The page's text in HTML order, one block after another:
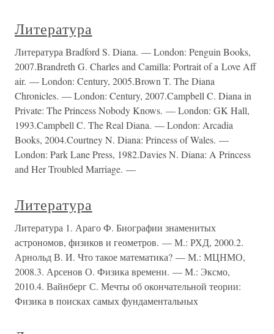
Литература
Литература Bradford S. Diana. — London: Penguin Books,
2007.Brandreth G. Charles and Camilla: Portrait of a Love Aff
air. — London: Century, 2005.Brown T. The Diana
Chronicles. — London: Century, 2007.Campbell C. Diana in
Private: The Princess Nobody Knows. — London: GK Hall,
1993.Campbell C. The Real Diana. — London: Arcadia
Books, 2004.Courtney N. Diana: Princess of Wales. —
London: Park Lane Press, 1982.Davies N. Diana: A Princess
and Her Troubled Marriage. —
Литература
Литература 1. Араго Ф. Биографии знаменитых
астрономов, физиков и геометров. — М.: РХД, 2000.2.
Арнольд В. И. Что такое математика? — М.: МЦНМО,
2008.3. Арсенов О. Физика времени. — М.: Эксмо,
2010.4. Вайнберг С. Мечты об окончательной теории:
Физика в поисках самых фундаментальных